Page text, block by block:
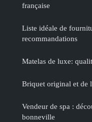
française
Liste idéale de
recommandations
Matelas de luxe:
Briquet original et de
Vendeur de spa :
bonneville